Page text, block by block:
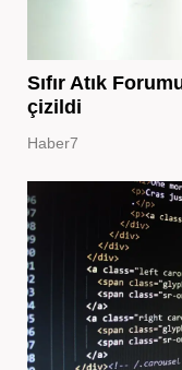
Sıfır Atık
çizildi
Haber7